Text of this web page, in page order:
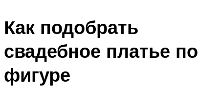
Как подобрать
свадебное платье по
фигуре